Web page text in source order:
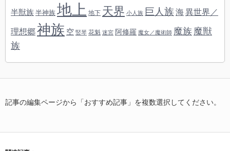
半獣族 半神族 地上 地下 天界 小人族 巨人族 海異世界／
理想郷神族 空 竪琴 花魁 迷宮 阿修羅 魔女／魔術師 魔族 魔獣
族
記事の編集ページから「おすすめ記事」を複数選択してください。